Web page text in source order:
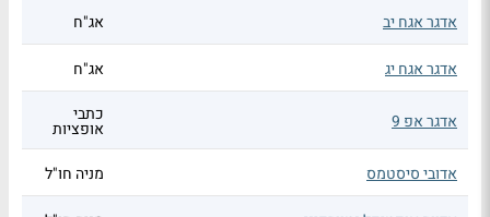
אדגר אגח יב אג"ח
אדגר אגח יג אג"ח
אדגר אפ 9 כתבי
אופציות
אדובי סיסטמס
מניה חו"ל